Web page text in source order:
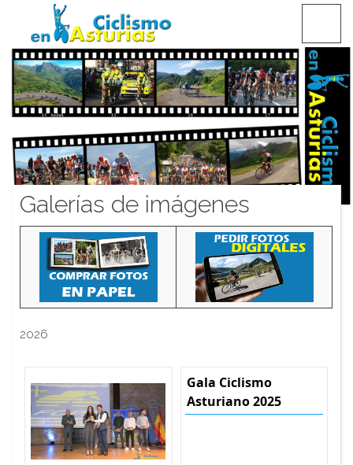
CICLISMO EN ASTURIAS
Galerías de imágenes
2026
Gala Ciclismo
Asturiano 2025